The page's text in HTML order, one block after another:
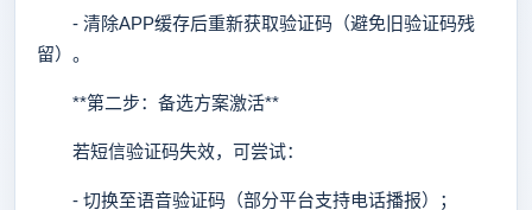
- 清除APP缓存后重新获取验证码（避免旧验证码残
留）。
**第二步：备选方案激活**
若短信验证码失效，可尝试：
- 切换至语音验证码（部分平台支持电话播报）；